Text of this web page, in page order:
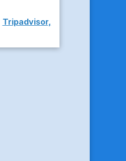
Tripadvisor,